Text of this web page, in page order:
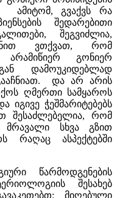
ამიტომ, გვაქვს რა
შედარებითი
შეგვიძლია,
ვთქვათ, რომ
არამიწიერ გონიერ
დამოუკიდებლად
და არ არის
ღმერთი სამყაროს
ჭეშმარიტებებს
შესაძლებელია, რომ
მრავალი სხვა გზით
რაღაც ასპექტებში
წარმოდგენების
შესახებ
მიღებული